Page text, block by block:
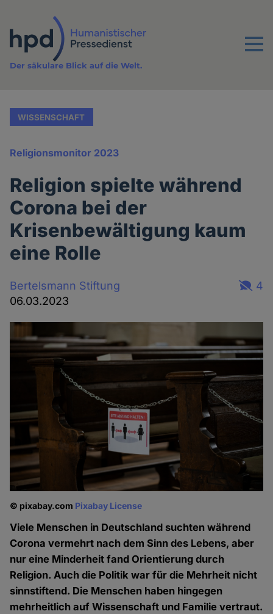
Inhalt
Menu
Der säkulare Blick auf die Welt.
WISSENSCHAFT
Religionsmonitor 2023
Religion spielte während
Corona bei der
Krisenbewältigung kaum
eine Rolle
Bertelsmann Stiftung
06.03.2023
4
© pixabay.com Pixabay License
Viele Menschen in Deutschland suchten während
Corona vermehrt nach dem Sinn des Lebens, aber
nur eine Minderheit fand Orientierung durch
Religion. Auch die Politik war für die Mehrheit nicht
sinnstiftend. Die Menschen haben hingegen
mehrheitlich auf Wissenschaft und Familie vertraut.